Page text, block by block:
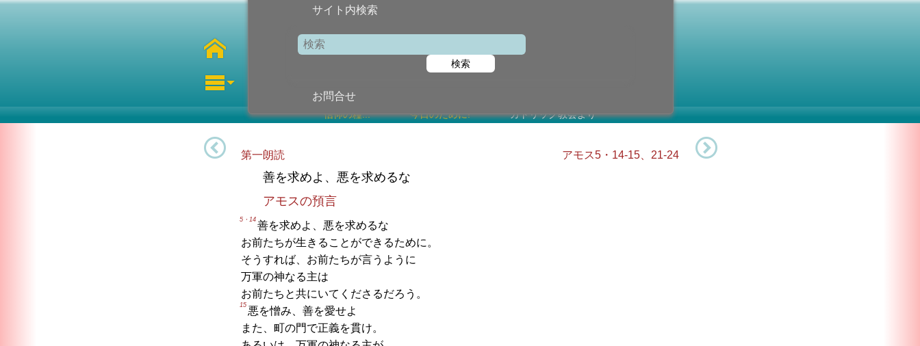
サイト内検索
検索
お問合せ
信仰の糧... 今日のために! カトリック教会より
第一朗読 アモス5・14-15、21-24
善を求めよ、悪を求めるな
アモスの預言
5・14
善を求めよ、悪を求めるな
お前たちが生きることができるために。
そうすれば、お前たちが言うように
万軍の神なる主は
お前たちと共にいてくださるだろう。
15
悪を憎み、善を愛せよ
また、町の門で正義を貫け。